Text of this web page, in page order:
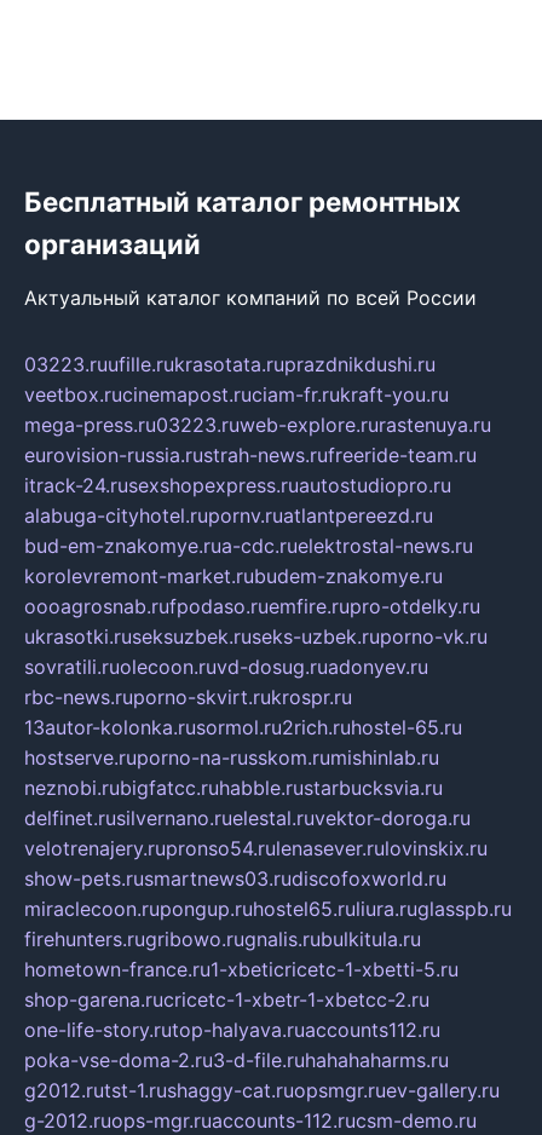
Бесплатный каталог ремонтных
организаций
Актуальный каталог компаний по всей России
03223.ruufille.rukrasotata.ruprazdnikdushi.ru
veetbox.rucinemapost.ruciam-fr.rukraft-you.ru
mega-press.ru03223.ruweb-explore.rurastenuya.ru
eurovision-russia.rustrah-news.rufreeride-team.ru
itrack-24.rusexshopexpress.ruautostudiopro.ru
alabuga-cityhotel.rupornv.ruatlantpereezd.ru
bud-em-znakomye.rua-cdc.ruelektrostal-news.ru
korolevremont-market.rubudem-znakomye.ru
oooagrosnab.rufpodaso.ruemfire.rupro-otdelky.ru
ukrasotki.ruseksuzbek.ruseks-uzbek.ruporno-vk.ru
sovratili.ruolecoon.ruvd-dosug.ruadonyev.ru
rbc-news.ruporno-skvirt.rukrospr.ru
13autor-kolonka.rusormol.ru2rich.ruhostel-65.ru
hostserve.ruporno-na-russkom.rumishinlab.ru
neznobi.rubigfatcc.ruhabble.rustarbucksvia.ru
delfinet.rusilvernano.ruelestal.ruvektor-doroga.ru
velotrenajery.rupronso54.rulenasever.rulovinskix.ru
show-pets.rusmartnews03.rudiscofoxworld.ru
miraclecoon.rupongup.ruhostel65.ruliura.ruglasspb.ru
firehunters.rugribowo.rugnalis.rubulkitula.ru
hometown-france.ru1-xbeticricetc-1-xbetti-5.ru
shop-garena.rucricetc-1-xbetr-1-xbetcc-2.ru
one-life-story.rutop-halyava.ruaccounts112.ru
poka-vse-doma-2.ru3-d-file.ruhahahaharms.ru
g2012.rutst-1.rushaggy-cat.ruopsmgr.ruev-gallery.ru
g-2012.ruops-mgr.ruaccounts-112.rucsm-demo.ru